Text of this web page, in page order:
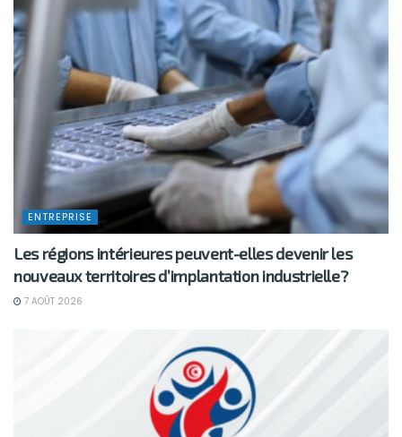
ENTREPRISE
Les régions intérieures peuvent-elles devenir les
nouveaux territoires d’implantation industrielle?
7 AOÛT 2026